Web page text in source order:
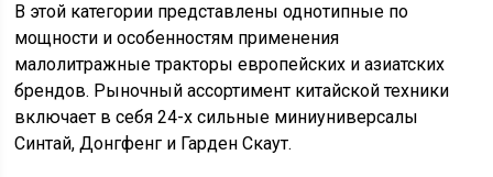
В этой категории представлены однотипные по
мощности и особенностям применения
малолитражные тракторы европейских и азиатских
брендов. Рыночный ассортимент китайской техники
включает в себя 24-х сильные миниуниверсалы
Синтай, Донгфенг и Гарден Скаут.